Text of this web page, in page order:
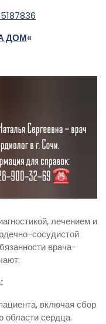
ДОМ«
лечением и
сосудистой
врача-
включая сбор
области сердца.